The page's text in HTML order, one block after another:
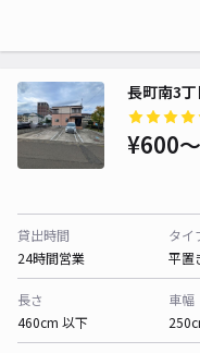
長町南3
¥600〜
貸出時間
24時間営業
タイ
平置
長さ
460cm 以下
車幅